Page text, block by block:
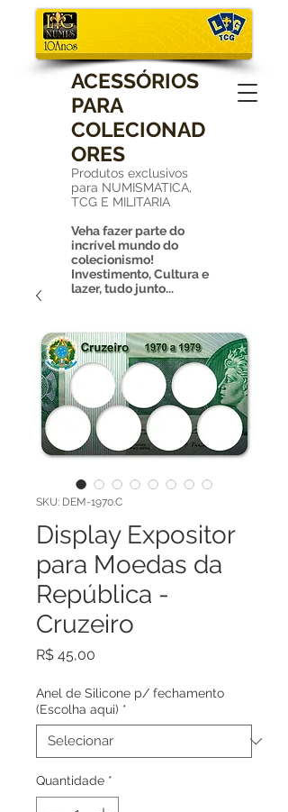
ACESSÓRIOS
PARA
COLECIONAD
ORES
Produtos exclusivos
para NUMISMATICA,
TCG E MILITARIA
Veha fazer parte do
incrível mundo do
colecionismo!
Investimento, Cultura e
lazer, tudo junto...
SKU: DEM-1970.C
Display Expositor
para Moedas da
República -
Cruzeiro
R$ 45,00
Anel de Silicone p/ fechamento
(Escolha aqui) *
Quantidade *